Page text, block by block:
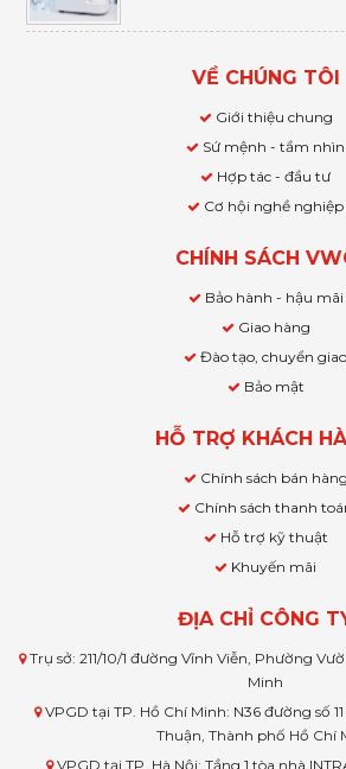
VỀ CHÚNG TÔI
Giới thiệu chung
Sứ mệnh - tầm nhìn
Hợp tác - đầu tư
Cơ hội nghề nghiệp
CHÍNH SÁCH
Bảo hành - hậu mãi
Giao hàng
Đào tạo, chuyển giao
Bảo mật
HỖ TRỢ KHÁCH
Chính sách bán hàng
Chính sách thanh
Hỗ trợ kỹ thuật
Khuyến mãi
ĐỊA CHỈ CÔNG
Trụ sở: 211/10/1 đường Vĩnh Viễn, Phường
Minh
VPGD tại TP. Hồ Chí Minh: N36 đường số
Thuận, Thành phố Hồ Chí
VPGD tại TP. Hà Nội: Tầng 1 tòa nhà